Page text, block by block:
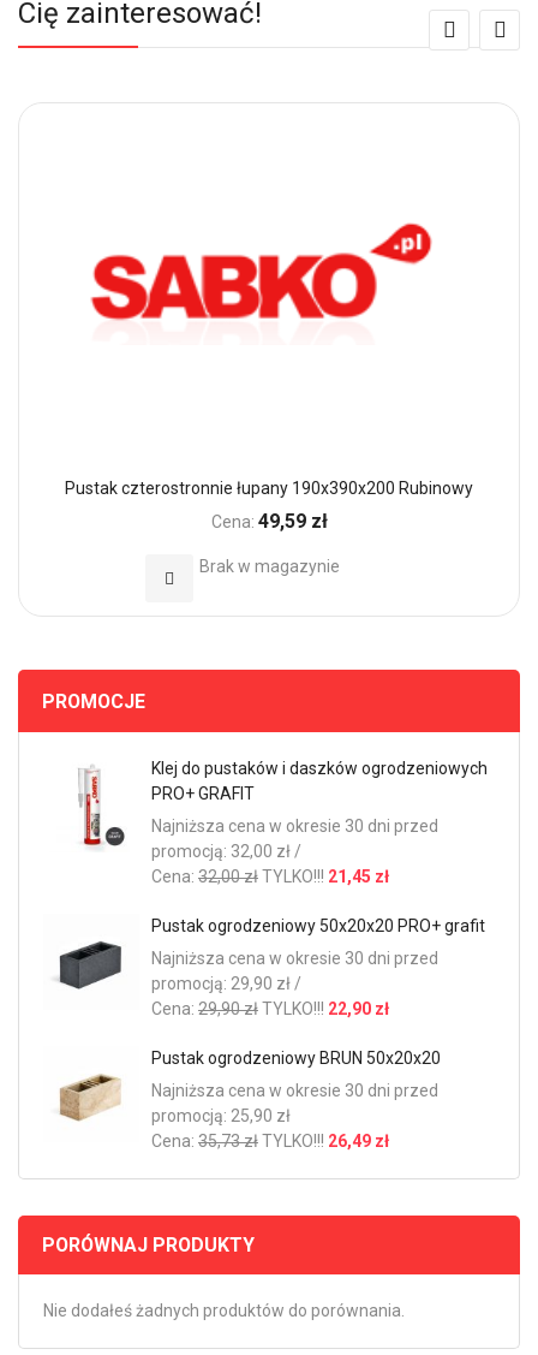
Cię zainteresować!
Pustak czterostronnie łupany 190x390x200 Rubinowy
Cena: 49,59 zł
Brak w magazynie
Dodaj do Ulubionych
PROMOCJE
Klej do pustaków i daszków ogrodzeniowych
PRO+ GRAFIT
Najniższa cena w okresie 30 dni przed
promocją: 32,00 zł /
Cena: 32,00 złTYLKO!!! 21,45 zł
Pustak ogrodzeniowy 50x20x20 PRO+ grafit
Najniższa cena w okresie 30 dni przed
promocją: 29,90 zł /
Cena: 29,90 złTYLKO!!! 22,90 zł
Pustak ogrodzeniowy BRUN 50x20x20
Najniższa cena w okresie 30 dni przed
promocją: 25,90 zł
Cena: 35,73 złTYLKO!!! 26,49 zł
PORÓWNAJ PRODUKTY
Nie dodałeś żadnych produktów do porównania.